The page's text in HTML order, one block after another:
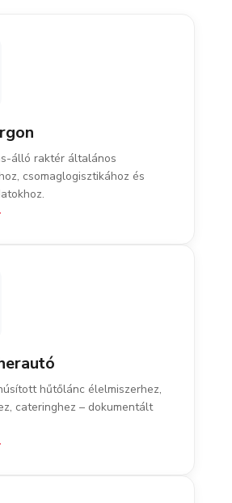
álló raktér általános
csomaglogisztikához és
hűtőlánc élelmiszerhez,
cateringhez – dokumentált